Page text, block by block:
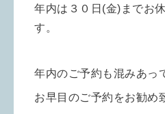
年内は３０日(金)までお
す。
年内のご予約も混みあっ
お早目のご予約をお勧め